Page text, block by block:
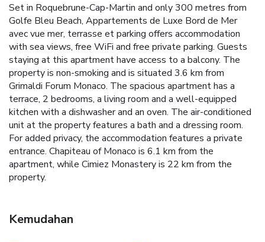
Set in Roquebrune-Cap-Martin and only 300 metres from
Golfe Bleu Beach, Appartements de Luxe Bord de Mer
avec vue mer, terrasse et parking offers accommodation
with sea views, free WiFi and free private parking. Guests
staying at this apartment have access to a balcony. The
property is non-smoking and is situated 3.6 km from
Grimaldi Forum Monaco. The spacious apartment has a
terrace, 2 bedrooms, a living room and a well-equipped
kitchen with a dishwasher and an oven. The air-conditioned
unit at the property features a bath and a dressing room.
For added privacy, the accommodation features a private
entrance. Chapiteau of Monaco is 6.1 km from the
apartment, while Cimiez Monastery is 22 km from the
property.
Kemudahan